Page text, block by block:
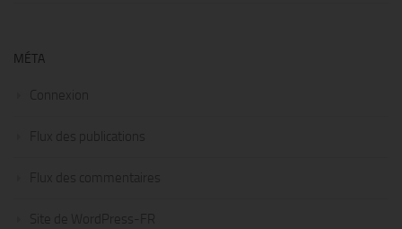
MÉTA
Connexion
Flux des publications
Flux des commentaires
Site de WordPress-FR